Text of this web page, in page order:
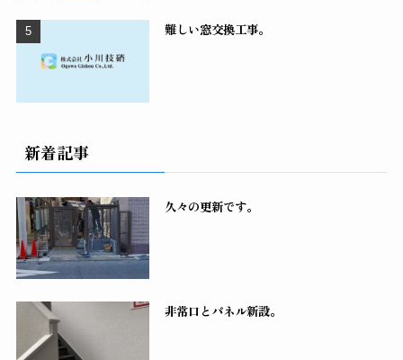
難しい窓交換工事。
新着記事
久々の更新です。
非常口とパネル新設。